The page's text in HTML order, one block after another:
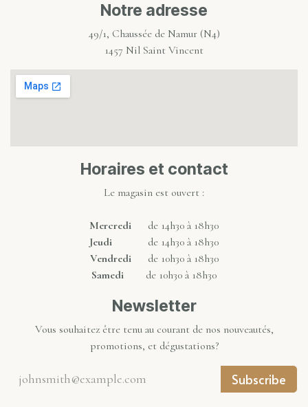
Notre adresse
49/1, Chaussée de Namur (N4)
1457 Nil Saint Vincent
Horaires et contact
Le magasin est ouvert :
Mercredi de 14h30 à 18h30
Jeudi de 14h30 à 18h30
Vendredide 10h30 à 18h30
Samedi de 10h30 à 18h30
Newsletter
Vous souhaitez être tenu au courant de nos nouveautés,
promotions, et dégustations?
Subscribe